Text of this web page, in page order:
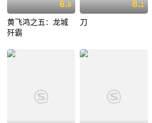
6.8
黄飞鸿之五：龙城
歼霸
8.1
刀